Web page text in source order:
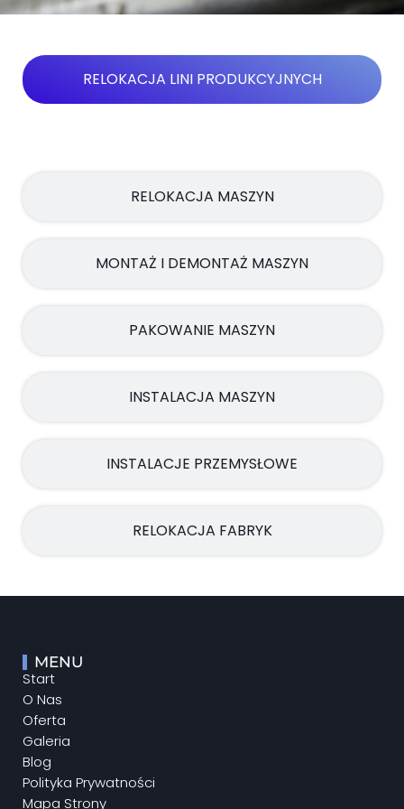
RELOKACJA LINI PRODUKCYJNYCH
RELOKACJA MASZYN
MONTAŻ I DEMONTAŻ MASZYN
PAKOWANIE MASZYN
INSTALACJA MASZYN
INSTALACJE PRZEMYSŁOWE
RELOKACJA FABRYK
MENU
Start
O Nas
Oferta
Galeria
Blog
Polityka Prywatności
Mapa Strony